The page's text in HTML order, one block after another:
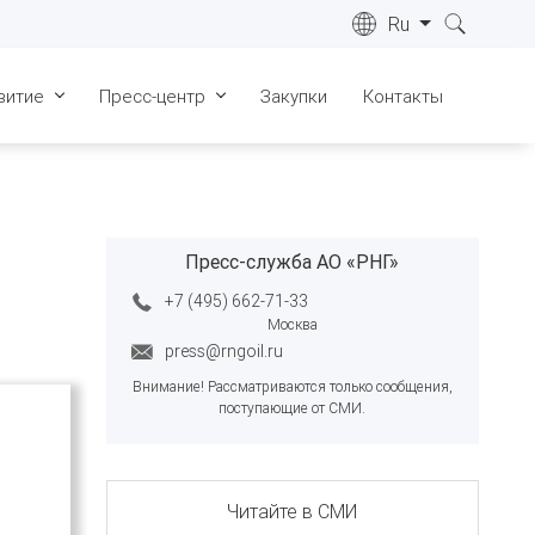
Ru
Инфраструктура
Общественные слушания
Пресс-центр
Видеоматериалы
Фотогалерея
Закупки Контакты
Пресс-служба АО «РНГ»
+7 (495) 662-71-33
Москва
press@rngoil.ru
Внимание! Рассматриваются только сообщения,
поступающие от СМИ.
Читайте в СМИ